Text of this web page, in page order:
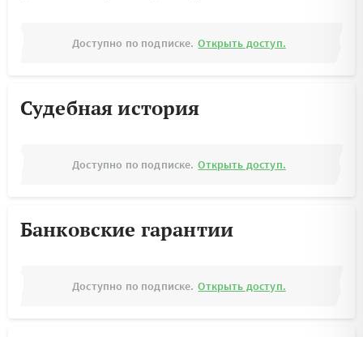
Доступно по подписке. Открыть доступ.
Судебная история
Доступно по подписке. Открыть доступ.
Банковские гарантии
Доступно по подписке. Открыть доступ.